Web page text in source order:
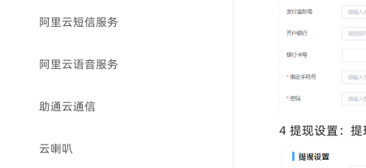
阿里云短信服务
阿里云语音服务
助通云通信
云喇叭
4 提现设置：